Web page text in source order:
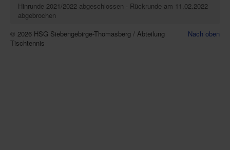
Hinrunde 2021/2022 abgeschlossen - Rückrunde am 11.02.2022
abgebrochen
Nach oben
© 2026 HSG Siebengebirge-Thomasberg / Abteilung
Tischtennis